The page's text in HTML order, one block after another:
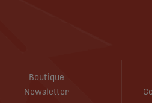
Boutique
Newsletter